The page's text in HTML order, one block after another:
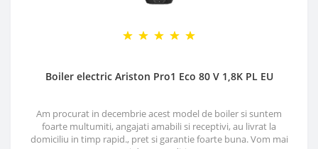
Boiler electric Ariston Pro1 Eco 80 V 1,8K PL EU
Am procurat in decembrie acest model de boiler si suntem
foarte multumiti, angajati amabili si receptivi, au livrat la
domiciliu in timp rapid., pret si garantie foarte buna. Vom mai